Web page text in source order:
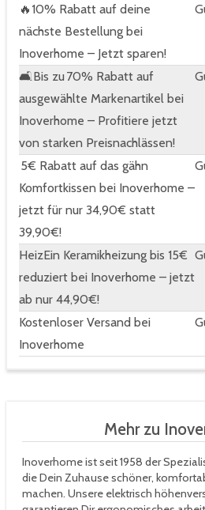
🔥10% Rabatt auf deine
nächste Bestellung bei
Inoverhome – Jetzt sparen!
🛋️Bis zu 70% Rabatt auf
ausgewählte Markenartikel bei
Inoverhome – Profitiere jetzt
von starken Preisnachlässen!
5€ Rabatt auf das gähn
Komfortkissen bei Inoverhome –
jetzt für nur 34,90€ statt
39,90€!
HeizEin Keramikheizung bis 15€
reduziert bei Inoverhome – jetzt
ab nur 44,90€!
Kostenloser Versand bei
Inoverhome
Mehr zu
Inoverhome ist seit 1958 der
die Dein Zuhause schöner,
machen. Unsere elektrisch